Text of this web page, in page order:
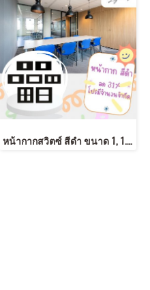
หน้ากากสวิตซ์ สีดำ ขนาด 1, 1.5, 2, 3 , 4 และ 6 ช่อง สีดำสวย หน้ากากดำ